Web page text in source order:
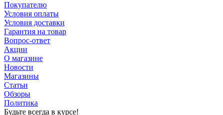
Покупателю
Условия оплаты
Условия доставки
Гарантия на товар
Вопрос-ответ
Акции
О магазине
Новости
Магазины
Статьи
Обзоры
Политика
Будьте всегда в курсе!